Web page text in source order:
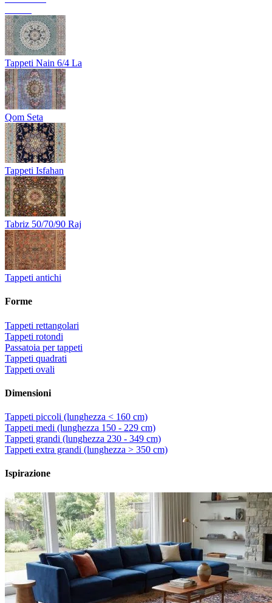
Tappeti Nain 6/4 La
Qom Seta
Tappeti Isfahan
Tabriz 50/70/90 Raj
Tappeti antichi
Forme
Tappeti rettangolari
Tappeti rotondi
Passatoia per tappeti
Tappeti quadrati
Tappeti ovali
Dimensioni
Tappeti piccoli (lunghezza < 160 cm)
Tappeti medi (lunghezza 150 - 229 cm)
Tappeti grandi (lunghezza 230 - 349 cm)
Tappeti extra grandi (lunghezza > 350 cm)
Ispirazione